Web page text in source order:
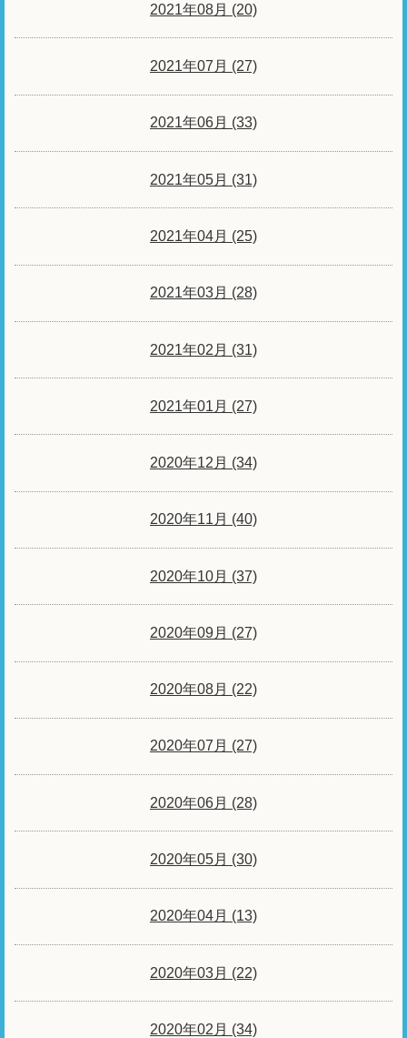
2021年08月 (20)
2021年07月 (27)
2021年06月 (33)
2021年05月 (31)
2021年04月 (25)
2021年03月 (28)
2021年02月 (31)
2021年01月 (27)
2020年12月 (34)
2020年11月 (40)
2020年10月 (37)
2020年09月 (27)
2020年08月 (22)
2020年07月 (27)
2020年06月 (28)
2020年05月 (30)
2020年04月 (13)
2020年03月 (22)
2020年02月 (34)